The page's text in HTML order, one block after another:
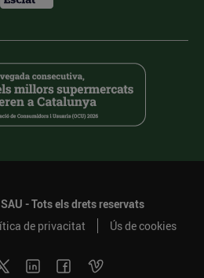
- Tots els drets reservats
de privacitat Ús de cookies